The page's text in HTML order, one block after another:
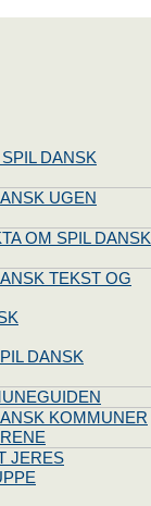
DANSK
UGEN
OM SPIL DANSK
TEKST OG
DANSK
KOMMUNER
JERES